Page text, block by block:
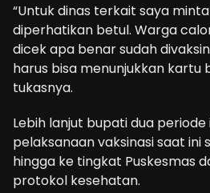
“Untuk dinas terkait saya
diperhatikan betul. Warga
dicek apa benar sudah
harus bisa menunjukkan kartu
tukasnya.
Lebih lanjut bupati dua
pelaksanaan vaksinasi saat ini
hingga ke tingkat Puskesmas
protokol kesehatan.